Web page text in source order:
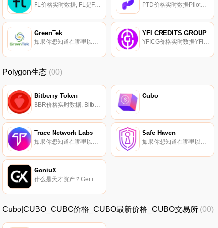
FL价格实时数据, FL是Freeliquid基于以太坊区块链的治理代币。FL用于就协议操作做出许多重要决策,包括：*向平台添加新类型的抵押品*更改贷款利率*通过｛FL}回购赚取额外的美元｛FLFreeliquid协议是一个去中心化的贷款平台,为流动性提供者提供贷款.
GreenTek
如果你想知道在哪里以当前价格购买GreenTek,目前交易{GreenTek]股票的顶级加密货币交易所是ProBit Global。您可以在我们的加密货币交易所页面上找到其他列表。GreenTek的能源平台基于一种高性能算法,用于快速达成共识、高安全性和整体速度和效率的区块链.
YFI CREDITS GROUP
YFICG价格实时数据YFI CREDITS是一个开源的去中心化协议,使您能够从一个简单的仪表板轻松访问YFI CREDITS DUAL STAKING、FARMING、GOVERNANCE VOTE、LENDING和BORRING DeFi Services.
Polygon生态 (00)
Bitberry Token Cubo
Trace Network Labs
如果你想知道在哪里以当前价格购买Trace Network Labs,目前交易{Trace Network Labs]股票的顶级加密货币交易所是Gate.io、HuoTRACE和Bitbns。您可以在我们的加密货币交易所页面上找到其他列表.
Safe Haven
如果你想知道在哪里以当前价格购买Safe Haven,目前交易{Safe Haven]股票的顶级加密货币交易所是Bitrue、KuCoin、BitMart、OceanEx和Veexchange。您可以在我们的加密货币交易所页面上找到其他列表.
GeniuX
什么是天才资产？Genius Assets成立于2020年,是一家新兴公司,专注于建立世界上最大的数字化市场,基于锁定在智能合约中的代币或数字资产集合,为池本身提供必要的流动性,并创造被动奖励.
Cubo|CUBO_CUBO价格_CUBO最新价格_CUBO交易所 (00)